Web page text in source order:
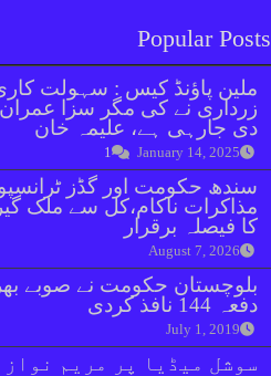
Popular Posts
ملین پاؤنڈ کیس : سہولت
زرداری نے کی مگر سزا
دی جارہی ہے، علیمہ خان
January 14, 2025
1
سندھ حکومت اور گڈز
مذاکرات ناکام،کل سے ملک
کا فیصلہ برقرار
August 7, 2026
بلوچستان حکومت نے صوبے
دفعہ 144 نافذ کردی
July 1, 2019
سوشل میڈیا پر مریم نواز